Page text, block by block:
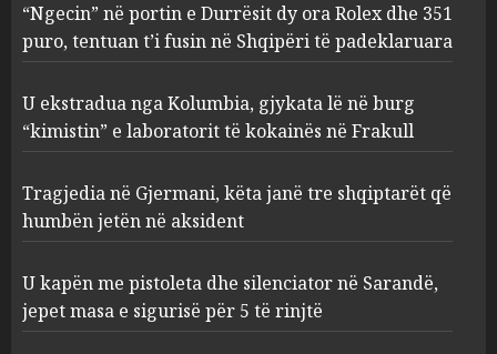
3
janë tre shqiptarët që humbën
jetën në aksident
silenciator në Sarandë, jepet
masa e sigurisë për 5 të rinjtë
AUGUST 8, 2026
Objekte misterioze fluturojnë
“Ngecin” në portin e Durrësit dy ora Rolex dhe 351
puro, tentuan t’i fusin në Shqipëri të padeklaruara
U ekstradua nga Kolumbia, gjykata lë në burg
“kimistin” e laboratorit të kokainës në Frakull
Tragjedia në Gjermani, këta janë tre shqiptarët që
humbën jetën në aksident
U kapën me pistoleta dhe silenciator në Sarandë,
jepet masa e sigurisë për 5 të rinjtë